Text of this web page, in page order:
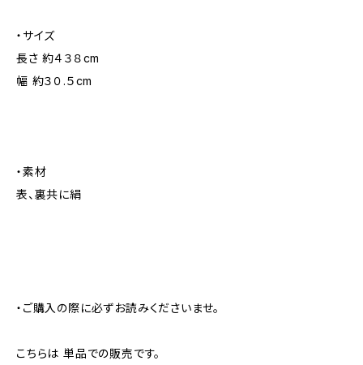
・サイズ
長さ 約４３８cm
幅 約３０.５cm
・素材
表、裏共に絹
・ご購入の際に必ずお読みくださいませ。
こちらは 単品での販売です。